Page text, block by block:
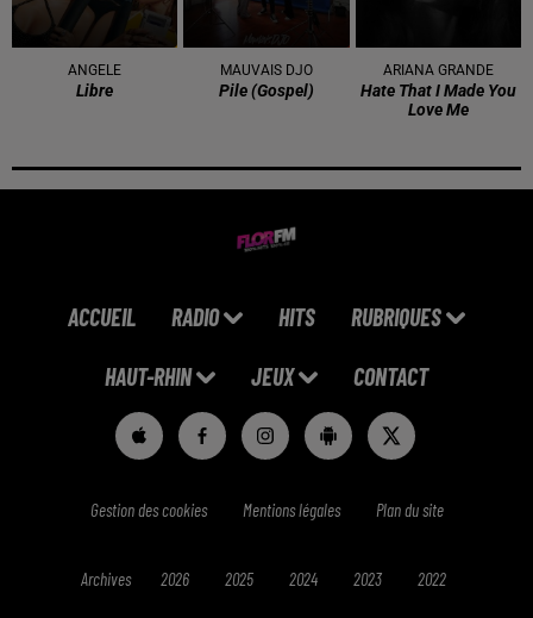
ANGELE
Libre
MAUVAIS DJO
Pile (gospel)
ARIANA GRANDE
Hate That I Made You
Love Me
ACCUEIL RADIO HITS RUBRIQUES
HAUT-RHIN JEUX CONTACT
Gestion des cookies Mentions légales Plan du site
Archives 2026 2025 2024 2023 2022